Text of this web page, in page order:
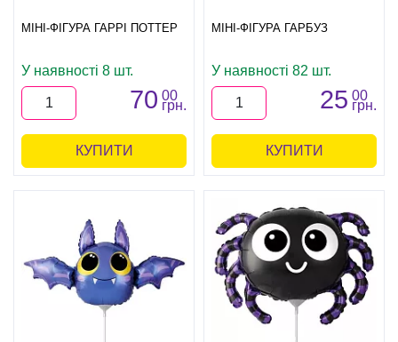
МІНІ-ФІГУРА ГАРРІ ПОТТЕР
У наявності 8 шт.
70 00
грн.
КУПИТИ
МІНІ-ФІГУРА ГАРБУЗ
У наявності 82 шт.
25 00
грн.
КУПИТИ